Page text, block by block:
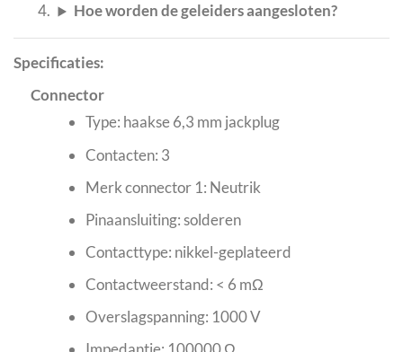
Hoe worden de geleiders aangesloten?
Specificaties:
Connector
Type: haakse 6,3 mm jackplug
Contacten: 3
Merk connector 1: Neutrik
Pinaansluiting: solderen
Contacttype: nikkel-geplateerd
Contactweerstand: < 6 mΩ
Overslagspanning: 1000 V